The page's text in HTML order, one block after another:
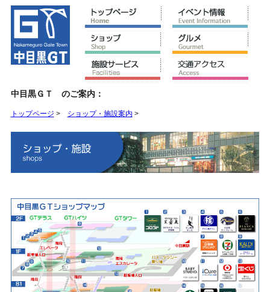
中目黒ＧＴ のご案内：
トップページ > ショップ・施設案内 >